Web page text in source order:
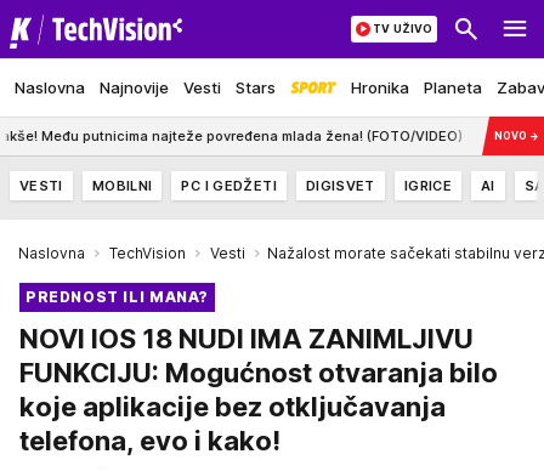
Naslovna Najnovije Vesti Stars Hronika Planeta
TV UŽIVO
najteže povređena mlada žena! (FOTO/VIDEO) 13:47 TRAGEDIJA
NOVO →
VESTI MOBILNI PC I GEDŽETI DIGISVET IGRICE AI
Naslovna TechVision Vesti Nažalost morate sačekati stabilnu
PREDNOST ILI MANA?
NOVI IOS 18 NUDI IMA ZANIMLJIVU
FUNKCIJU: Mogućnost otvaranja bilo
koje aplikacije bez otključavanja
telefona, evo i kako!